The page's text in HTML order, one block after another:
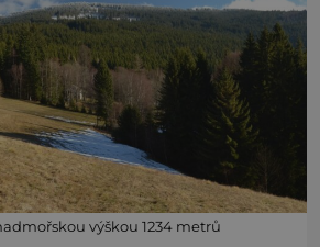
výškou 1234 metrů